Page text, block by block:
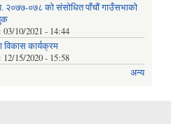
२०७७-०७८ को संसोधित पाँचौं गाउँसभाको
03/10/2021 - 14:44
विकास कार्यक्रम
12/15/2020 - 15:58
अन्य